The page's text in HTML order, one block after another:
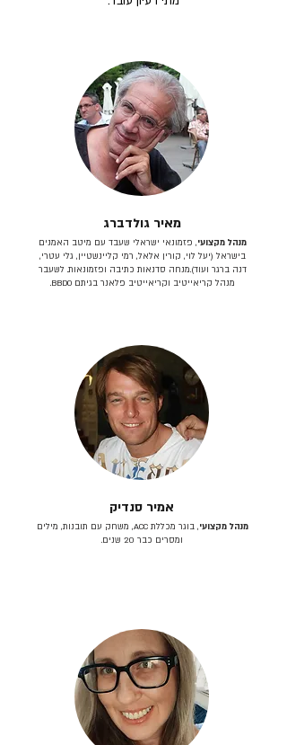
מאיר גולדברג
מנהל מקצועי, פזמונאי ישראלי שעבד עם מיטב האמנים
בישראל (יעל לוי, קורין אלאל, רמי קליינשטיין, גלי עטרי,
דנה ברגר ועוד).מנחה סדנאות כתיבה ופזמונאות. לשעבר
מנהל קריאייטיב וקריאייטיב פלאנר בגיתם BBDO.
אמיר סנדיק
מנהל מקצועי
, בוגר מכללת ACC, משחק עם תובנות, מילים
ומסרים כבר 20 שנים.